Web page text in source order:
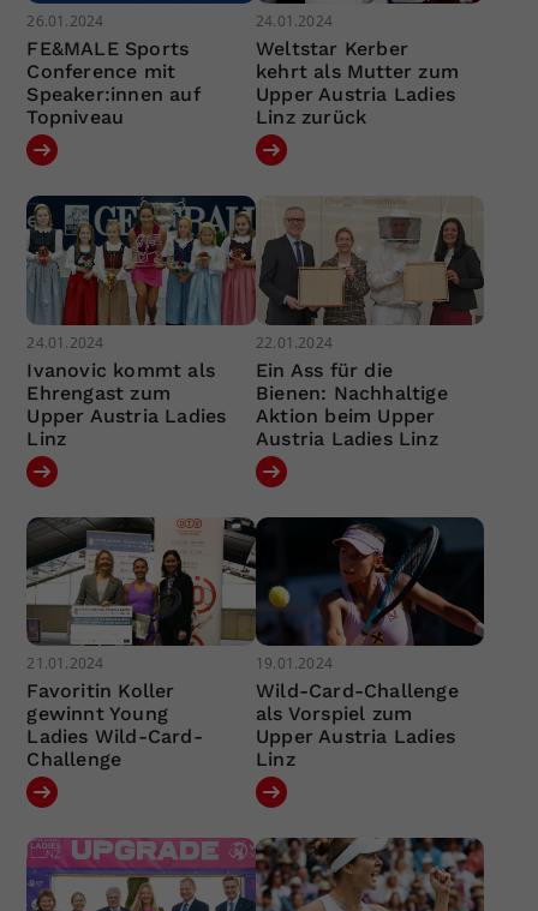
26.01.2024
FE&MALE Sports
Conference mit
Speaker:innen auf
Topniveau
24.01.2024
Weltstar Kerber
kehrt als Mutter zum
Upper Austria Ladies
Linz zurück
24.01.2024
Ivanovic kommt als
Ehrengast zum
Upper Austria Ladies
Linz
22.01.2024
Ein Ass für die
Bienen: Nachhaltige
Aktion beim Upper
Austria Ladies Linz
21.01.2024
Favoritin Koller
gewinnt Young
Ladies Wild-Card-
Challenge
19.01.2024
Wild-Card-Challenge
als Vorspiel zum
Upper Austria Ladies
Linz